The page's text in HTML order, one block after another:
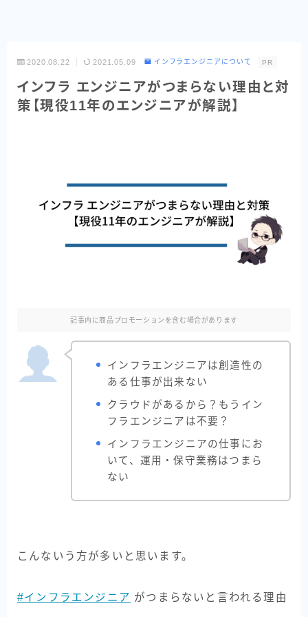
2020.08.22 2021.05.09 インフラエンジニアについて PR
インフラ エンジニアがつまらない理由と対
策【現役11年のエンジニアが解説】
記事内に商品プロモーションを含む場合があります
インフラエンジニアは創造性の
ある仕事が出来ない
クラウドがあるから？もうイン
フラエンジニアは不要？
インフラエンジニアの仕事にお
いて、運用・保守業務はつまら
ない
こんないう方が多いと思います。
#インフラエンジニア がつまらないと言われる理由